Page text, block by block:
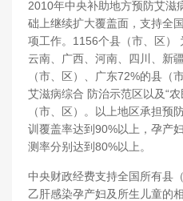
2010年中央补助地方预防艾滋
础上继续扩大覆盖面，支持全
项工作。1156个县（市、区）
云南、广西、河南、四川、新
（市、区）、广东72%的县（
艾滋病综合 防治示范区以及“
（市、区）。以上地区承担预
训覆盖率达到90%以上，孕产
测率分别达到80%以上。
中央财政经费支持全国所有县
乙肝感染孕产妇及所生儿童的